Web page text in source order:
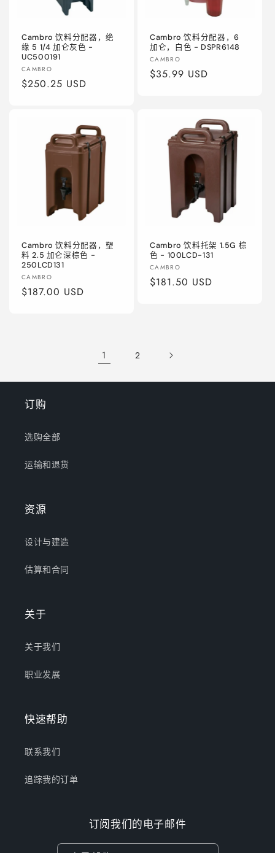
Cambro 饮料分配器，绝
缘 5 1/4 加仑灰色 -
UC500191
厂
商：
CAMBRO
常
$250.25 USD
Cambro 饮料分配器，6
加仑，白色 - DSPR6148
厂
商：
CAMBRO
常
$35.99 USD
Cambro 饮料分配器，塑
料 2.5 加仑深棕色 -
250LCD131
厂
商：
CAMBRO
常
$187.00 USD
Cambro 饮料托架 1.5G 棕
色 - 100LCD-131
厂
商：
CAMBRO
常
$181.50 USD
1 2
订购
选购全部
运输和退货
资源
设计与建造
估算和合同
关于
关于我们
职业发展
快速帮助
联系我们
追踪我的订单
订阅我们的电子邮件